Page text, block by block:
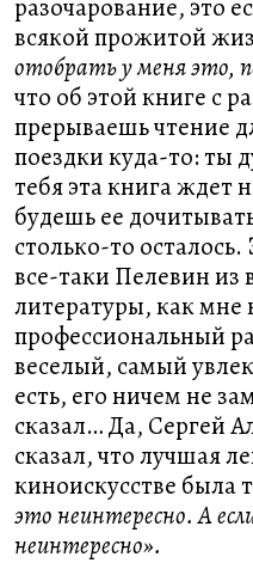
разочарование, это
всякой прожитой
отобрать у меня это,
что об этой книге с
прерываешь чтение
поездки куда-то: ты
тебя эта книга ждет
будешь ее
столько-то
все-таки Пелевин из
литературы, как мне
профессиональный
веселый, самый
есть, его ничем не
сказал… Да, Сергей
сказал, что лучшая
киноискусстве была
это неинтересно. А
неинтересно».